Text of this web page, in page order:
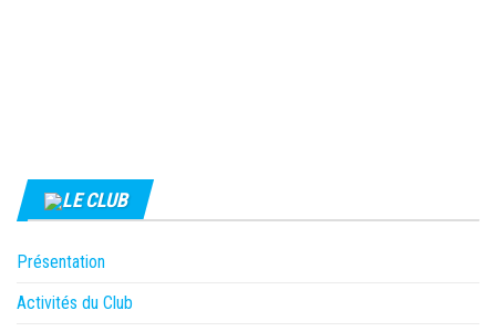
LE CLUB
Présentation
Activités du Club